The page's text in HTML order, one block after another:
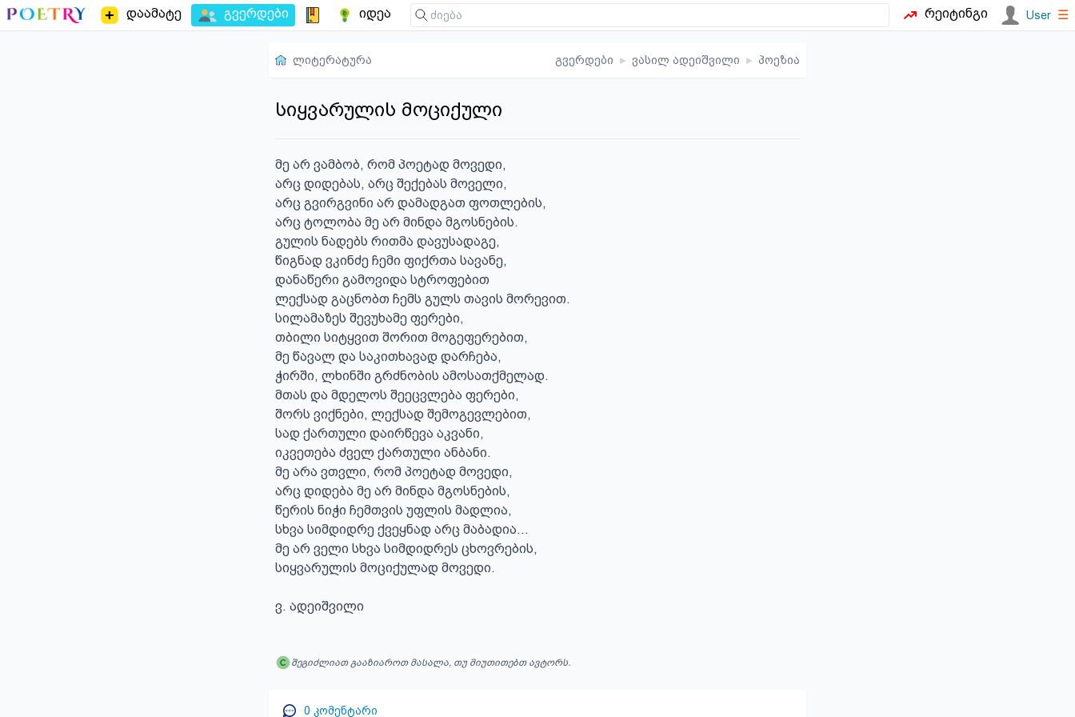
დაამატე გვერდები იდეა რეიტინგი User ☰
ლიტერატურა გვერდები ▸ ვასილ ადეიშვილი ▸ პოეზია
სიყვარულის მოციქული
მე არ ვამბობ, რომ პოეტად მოვედი,
არც დიდებას, არც შექებას მოველი,
არც გვირგვინი არ დამადგათ ფოთლების,
არც ტოლობა მე არ მინდა მგოსნების.
გულის ნადებს რითმა დავუსადაგე,
წიგნად ვკინძე ჩემი ფიქრთა სავანე,
დანაწერი გამოვიდა სტროფებით
ლექსად გაცნობთ ჩემს გულს თავის მორევით.
სილამაზეს შევუხამე ფერები,
თბილი სიტყვით შორით მოგეფერებით,
მე წავალ და საკითხავად დარჩება,
ჭირში, ლხინში გრძნობის ამოსათქმელად.
მთას და მდელოს შეეცვლება ფერები,
შორს ვიქნები, ლექსად შემოგევლებით,
სად ქართული დაირწევა აკვანი,
იკვეთება ძველ ქართული ანბანი.
მე არა ვთვლი, რომ პოეტად მოვედი,
არც დიდება მე არ მინდა მგოსნების,
წერის ნიჭი ჩემთვის უფლის მადლია,
სხვა სიმდიდრე ქვეყნად არც მაბადია...
მე არ ველი სხვა სიმდიდრეს ცხოვრების,
სიყვარულის მოციქულად მოვედი.
ვ. ადეიშვილი
შეგიძლიათ გააზიაროთ მასალა, თუ მიუთითებთ ავტორს.
0 კომენტარი